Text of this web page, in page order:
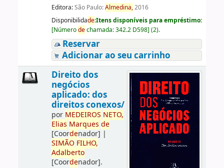
Editora:São Paulo:Almedina,2016
Disponibilidade:Itens disponíveis para empréstimo:
[Númerodechamada:342.2 D598] (2).
Reservar
Adicionar ao seu carrinho
Direito dos
negócios
aplicado: dos
direitos conexos/
por MEDEIROS NETO,
Elias Marques de
[Coordenador] |
SIMÃO FILHO,
Adalberto
[Coordenador].